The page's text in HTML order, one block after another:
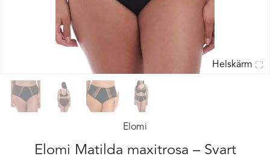
Helskärm
Elomi
Elomi Matilda maxitrosa – Svart